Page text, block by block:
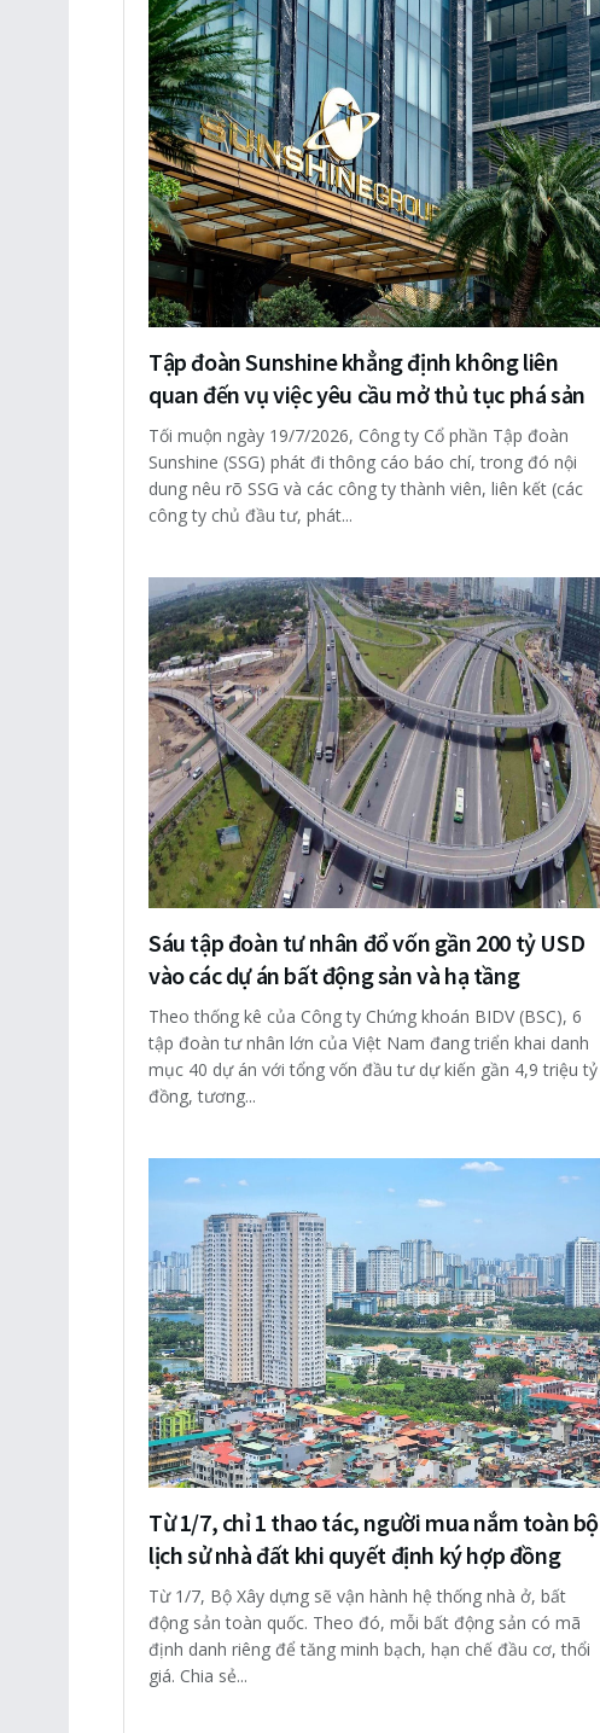
Tập đoàn Sunshine khẳng định không liên
quan đến vụ việc yêu cầu mở thủ tục phá sản
Tối muộn ngày 19/7/2026, Công ty Cổ phần Tập đoàn
Sunshine (SSG) phát đi thông cáo báo chí, trong đó nội
dung nêu rõ SSG và các công ty thành viên, liên kết (các
công ty chủ đầu tư, phát...
Sáu tập đoàn tư nhân đổ vốn gần 200 tỷ USD
vào các dự án bất động sản và hạ tầng
Theo thống kê của Công ty Chứng khoán BIDV (BSC), 6
tập đoàn tư nhân lớn của Việt Nam đang triển khai danh
mục 40 dự án với tổng vốn đầu tư dự kiến gần 4,9 triệu tỷ
đồng, tương...
Từ 1/7, chỉ 1 thao tác, người mua nắm toàn bộ
lịch sử nhà đất khi quyết định ký hợp đồng
Từ 1/7, Bộ Xây dựng sẽ vận hành hệ thống nhà ở, bất
động sản toàn quốc. Theo đó, mỗi bất động sản có mã
định danh riêng để tăng minh bạch, hạn chế đầu cơ, thổi
giá. Chia sẻ...